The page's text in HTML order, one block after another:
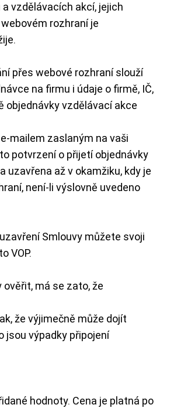
a vzdělávacích akcí, jejich
rozhraní je
přes webové rozhraní slouží
na firmu i údaje o firmě, IČ,
objednávky vzdělávací akce
mailem zaslaným na vaši
potvrzení o přijetí objednávky
uzavřena až v okamžiku, kdy je
není-li výslovně uvedeno
Smlouvy můžete svoji
VOP.
má se zato, že
že výjimečně může dojít
jsou výpadky připojení
hodnoty. Cena je platná po